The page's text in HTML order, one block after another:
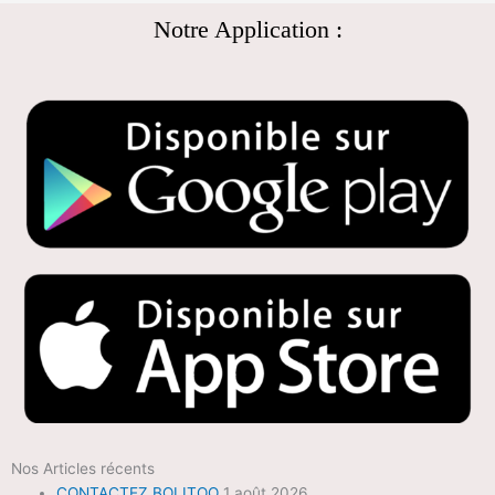
Notre Application :
Nos Articles récents